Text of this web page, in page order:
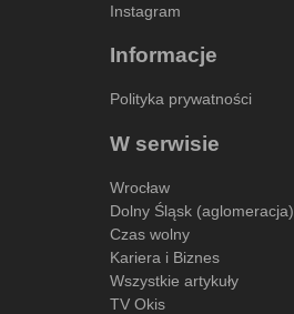
Instagram
Informacje
Polityka prywatności
W serwisie
Wrocław
Dolny Śląsk (aglomeracja)
Czas wolny
Kariera i Biznes
Wszystkie artykuły
TV Okis